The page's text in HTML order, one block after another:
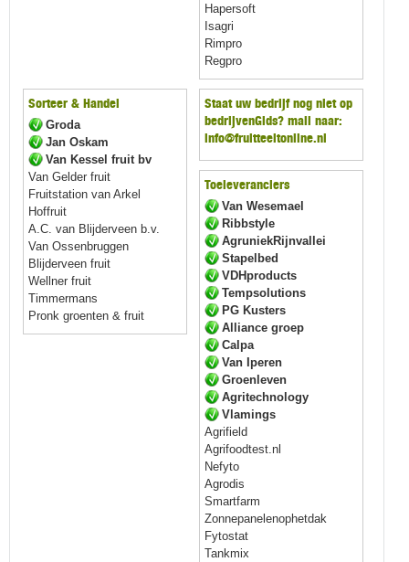
Hapersoft
Isagri
Rimpro
Regpro
Sorteer & Handel
Groda
Jan Oskam
Van Kessel fruit bv
Van Gelder fruit
Fruitstation van Arkel
Hoffruit
A.C. van Blijderveen b.v.
Van Ossenbruggen
Blijderveen fruit
Wellner fruit
Timmermans
Pronk groenten & fruit
Staat uw bedrijf nog niet op
bedrijvenGids? mail naar:
info@fruitteeltonline.nl
Toeleveranciers
Van Wesemael
Ribbstyle
AgruniekRijnvallei
Stapelbed
VDHproducts
Tempsolutions
PG Kusters
Alliance groep
Calpa
Van Iperen
Groenleven
Agritechnology
Vlamings
Agrifield
Agrifoodtest.nl
Nefyto
Agrodis
Smartfarm
Zonnepanelenophetdak
Fytostat
Tankmix